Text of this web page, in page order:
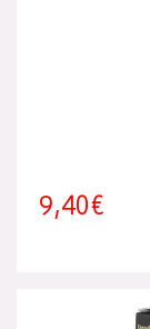
9,40€